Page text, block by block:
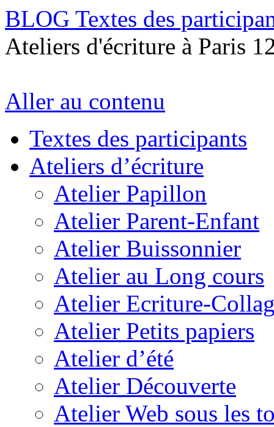
BLOG Textes des
Ateliers d'écriture à Paris
Aller au contenu
Textes des participants
Ateliers d’écriture
Atelier Papillon
Atelier Parent-Enfant
Atelier Buissonnier
Atelier au Long cours
Atelier Ecriture-
Atelier Petits papiers
Atelier d’été
Atelier Découverte
Atelier Web sous les